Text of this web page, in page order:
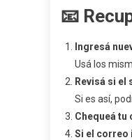
📧
Ingresá
Usá los
Revisá si el
Si es así,
Chequeá tu
Si el correo